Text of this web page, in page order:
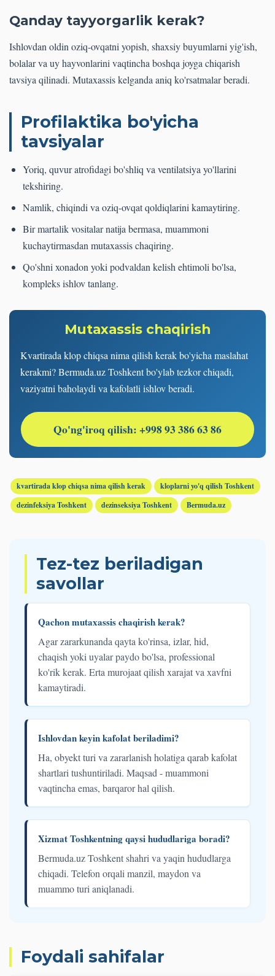
Qanday tayyorgarlik kerak?
Ishlovdan oldin oziq-ovqatni yopish, shaxsiy buyumlarni yig'ish,
bolalar va uy hayvonlarini vaqtincha boshqa joyga chiqarish
tavsiya qilinadi. Mutaxassis kelganda aniq ko'rsatmalar beradi.
Profilaktika bo'yicha
tavsiyalar
Yoriq, quvur atrofidagi bo'shliq va ventilatsiya yo'llarini
tekshiring.
Namlik, chiqindi va oziq-ovqat qoldiqlarini kamaytiring.
Bir martalik vositalar natija bermasa, muammoni
kuchaytirmasdan mutaxassis chaqiring.
Qo'shni xonadon yoki podvaldan kelish ehtimoli bo'lsa,
kompleks ishlov tanlang.
Mutaxassis chaqirish
Kvartirada klop chiqsa nima qilish kerak bo'yicha maslahat
kerakmi? Bermuda.uz Toshkent bo'ylab tezkor chiqadi,
vaziyatni baholaydi va kafolatli ishlov beradi.
Qo'ng'iroq qilish: +998 93 386 63 86
kvartirada klop chiqsa nima qilish kerak
kloplarni yo'q qilish Toshkent
dezinfeksiya Toshkent
dezinseksiya Toshkent Bermuda.uz
Tez-tez beriladigan
savollar
Qachon mutaxassis chaqirish kerak?
Agar zararkunanda qayta ko'rinsa, izlar, hid,
chaqish yoki uyalar paydo bo'lsa, professional
ko'rik kerak. Erta murojaat qilish xarajat va xavfni
kamaytiradi.
Ishlovdan keyin kafolat beriladimi?
Ha, obyekt turi va zararlanish holatiga qarab kafolat
shartlari tushuntiriladi. Maqsad - muammoni
vaqtincha emas, barqaror hal qilish.
Xizmat Toshkentning qaysi hududlariga boradi?
Bermuda.uz Toshkent shahri va yaqin hududlarga
chiqadi. Telefon orqali manzil, maydon va
muammo turi aniqlanadi.
Foydali sahifalar